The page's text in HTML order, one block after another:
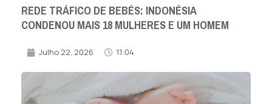
REDE TRÁFICO DE BEBÉS: INDONÉSIA
CONDENOU MAIS 18 MULHERES E UM HOMEM
Julho 22, 2026 11:04